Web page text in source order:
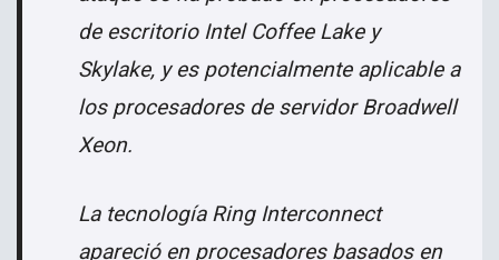
de escritorio Intel Coffee Lake y
Skylake, y es potencialmente aplicable a
los procesadores de servidor Broadwell
Xeon.
La tecnología Ring Interconnect
apareció en procesadores basados ​​en